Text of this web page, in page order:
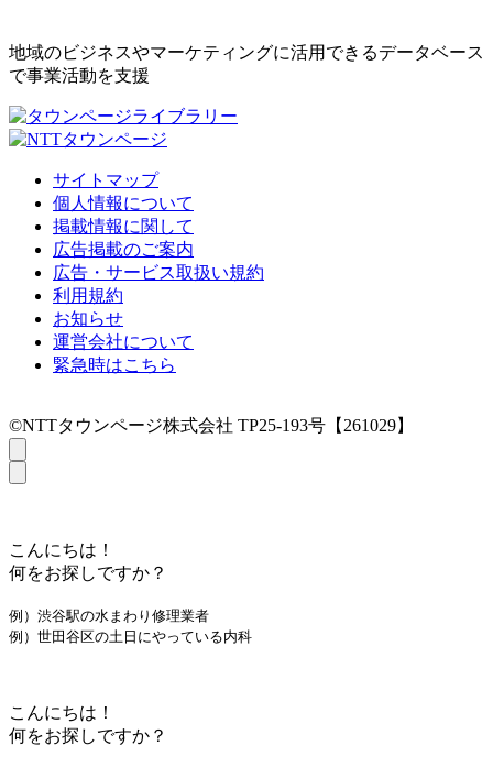
地域のビジネスやマーケティングに活用できるデータベース
で事業活動を支援
サイトマップ
個人情報について
掲載情報に関して
広告掲載のご案内
広告・サービス取扱い規約
利用規約
お知らせ
運営会社について
緊急時はこちら
©NTTタウンページ株式会社 TP25-193号【261029】
こんにちは！
何をお探しですか？
例）渋谷駅の水まわり修理業者
例）世田谷区の土日にやっている内科
こんにちは！
何をお探しですか？